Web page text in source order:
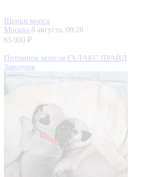
Щенки мопса
Москва 8 августа, 09:28
65 000 ₽
Питомник мопсов ГАЛАКС ПРАЙД
Заводчик